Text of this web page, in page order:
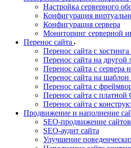
Настройка серверного
Конфигурация
Конфигурация сервера
Мониторинг серверной
Перенос сайта
Перенос сайта с хостинга
Перенос сайта на другой
Перенос сайта с сервера
Перенос сайта на
Перенос сайта с
Перенос сайта с платной
Перенос сайта с
Продвижение и наполнение
SEO-продвижение сайтов
SEO-аудит сайта
Улучшение